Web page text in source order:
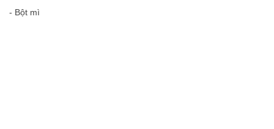
- Bột mì